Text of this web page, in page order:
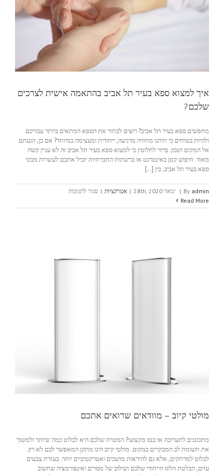
איך למצוא ספא בעיר תל אביב בהתאמה אישית לצרכים
שלכם?
מחפשים ספא בעיר תל אביב? רוצים לבחור את הספא המתאים ביותר עבורכם
ולהיות בטוחים כי תיהנו מחוויה מרגיעה, ייחודית ומעצימה במיוחד? אם כן, הגעתם
אל המקום הנכון. ברור לחלוטין כי למצוא ספא בעיר תל אביב זה לא עניין קשה
מאוד. חיפוש קטן באינטרנט או ברשתות החברתיות יוביל אתכם לעשרות מכוני
ספא בעיר תל אביב, בין [...]
By admin
| ינואר 28th, 2020 | אטרקציות | סגור לתגובות
למצוא
אישית
Read More
מולטי קיוב – מוודאים שרואים אתכם
מתכוננים לתערוכה או כנס מקצועי? המטרה שלכם היא לבלוט כמה שיותר ולמשוך
את תשומת לב המבקרים במקום. מולטי קיוב הינו מתקן המאפשר לכם לא רק
לבלוט למרחקים, אלא גם להיראות מושכים ואטרקטיביים יותר. בעזרת צבעים
עזים, הבלטת הלוגו הייחודי שלכם ושילוב של מסרים ואינפורמציה שחשוב